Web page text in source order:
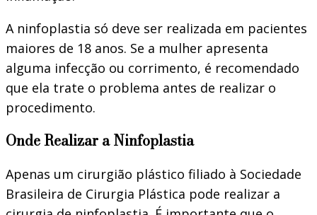
A ninfoplastia só deve ser realizada em pacientes
maiores de 18 anos. Se a mulher apresenta
alguma infecção ou corrimento, é recomendado
que ela trate o problema antes de realizar o
procedimento.
Onde Realizar a Ninfoplastia
Apenas um cirurgião plástico filiado à Sociedade
Brasileira de Cirurgia Plástica pode realizar a